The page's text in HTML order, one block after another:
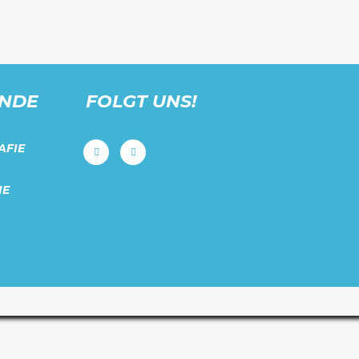
FOLGT UNS!